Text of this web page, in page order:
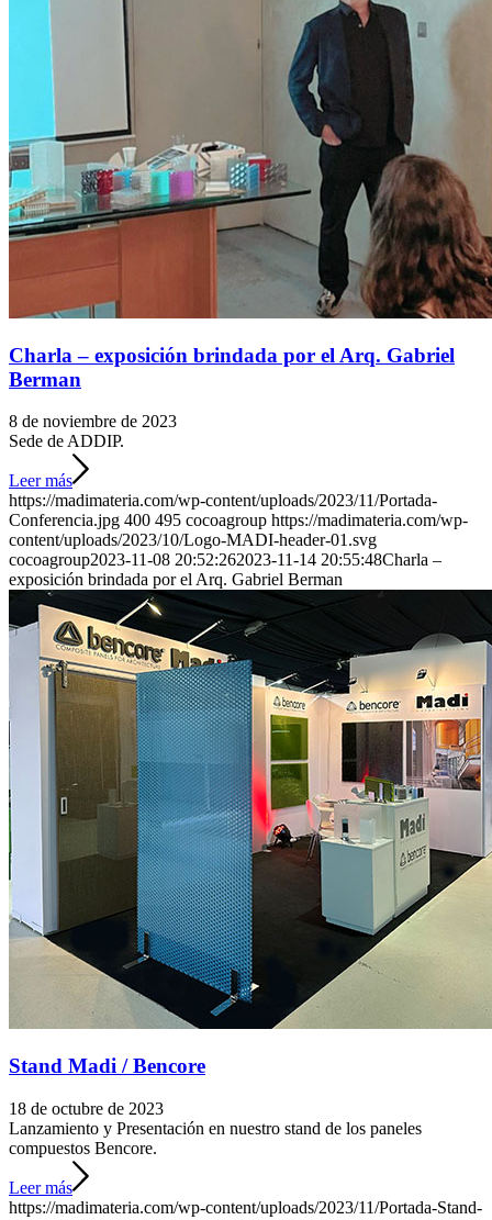
Charla – exposición brindada por el Arq. Gabriel
Berman
8 de noviembre de 2023
Sede de ADDIP.
Leer más
https://madimateria.com/wp-content/uploads/2023/11/Portada-
Conferencia.jpg 400 495 cocoagroup https://madimateria.com/wp-
content/uploads/2023/10/Logo-MADI-header-01.svg
cocoagroup2023-11-08 20:52:262023-11-14 20:55:48Charla –
exposición brindada por el Arq. Gabriel Berman
Stand Madi / Bencore
18 de octubre de 2023
Lanzamiento y Presentación en nuestro stand de los paneles
compuestos Bencore.
Leer más
https://madimateria.com/wp-content/uploads/2023/11/Portada-Stand-